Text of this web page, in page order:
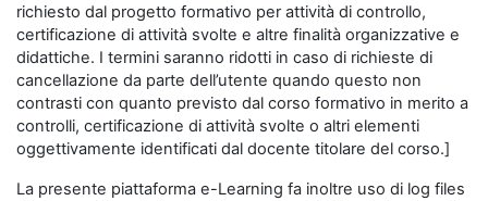
richiesto dal progetto formativo per attività di controllo,
certificazione di attività svolte e altre finalità organizzative e
didattiche. I termini saranno ridotti in caso di richieste di
cancellazione da parte dell’utente quando questo non
contrasti con quanto previsto dal corso formativo in merito a
controlli, certificazione di attività svolte o altri elementi
oggettivamente identificati dal docente titolare del corso.]
La presente piattaforma e-Learning fa inoltre uso di log files